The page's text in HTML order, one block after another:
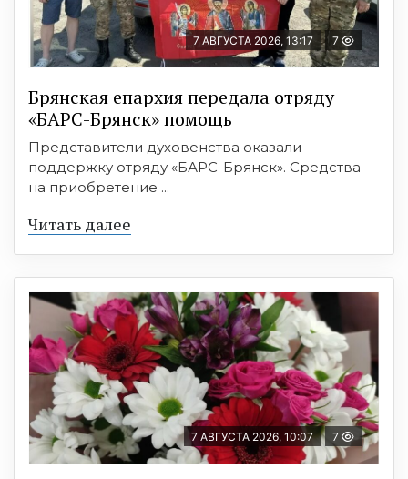
7 АВГУСТА 2026, 13:17 7
Брянская епархия передала отряду
«БАРС-Брянск» помощь
Представители духовенства оказали
поддержку отряду «БАРС-Брянск». Средства
на приобретение ...
Читать далее
7 АВГУСТА 2026, 10:07 7